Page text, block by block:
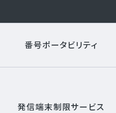
番号ポータビリティ
発信端末制限サービス